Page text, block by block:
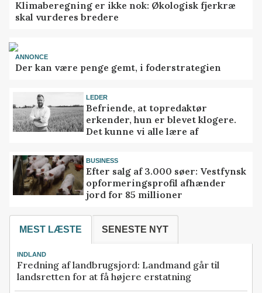
Klimaberegning er ikke nok: Økologisk fjerkræ
skal vurderes bredere
ANNONCE
Der kan være penge gemt, i foderstrategien
LEDER
Befriende, at topredaktør
erkender, hun er blevet klogere.
Det kunne vi alle lære af
BUSINESS
Efter salg af 3.000 søer: Vestfynsk
opformeringsprofil afhænder
jord for 85 millioner
MEST LÆSTE SENESTE NYT
INDLAND
Fredning af landbrugsjord: Landmand går til
landsretten for at få højere erstatning